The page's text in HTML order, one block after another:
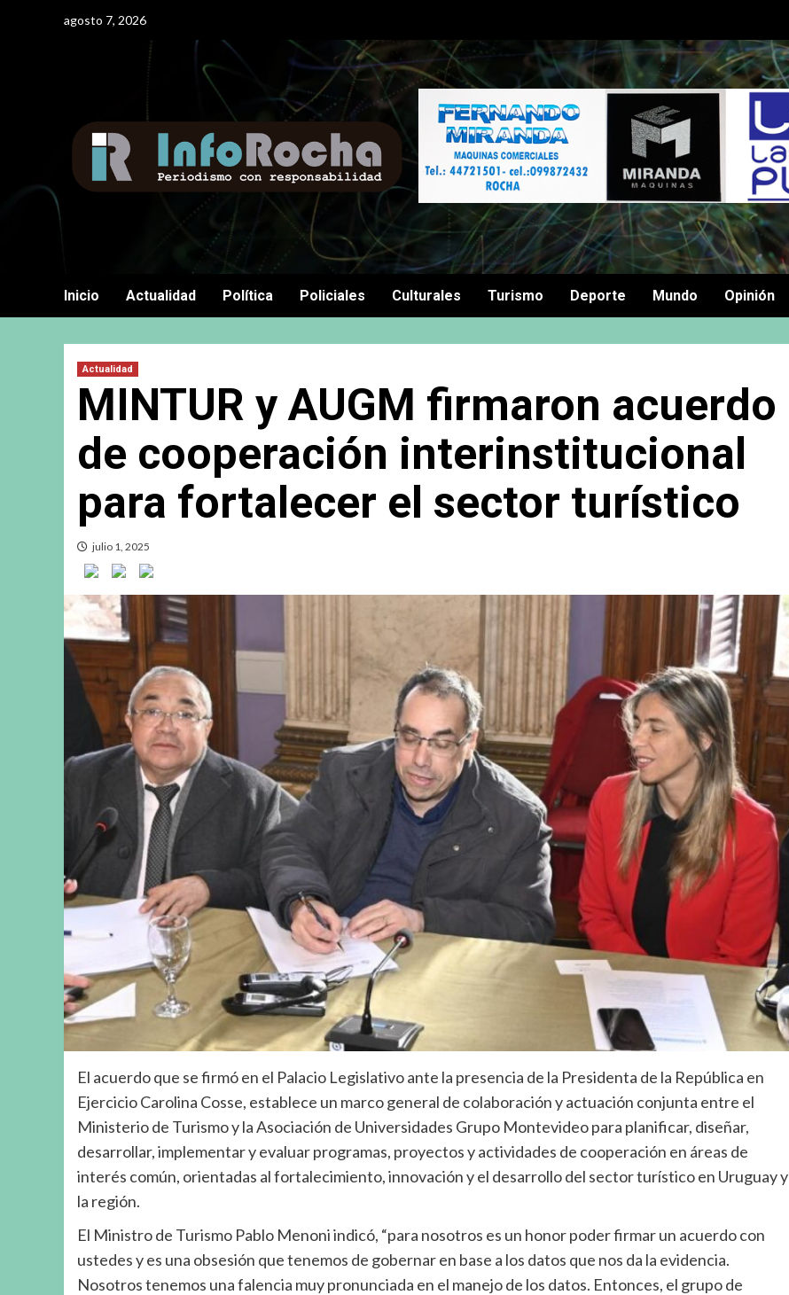
agosto 7, 2026
Inicio Actualidad Política Policiales Culturales Turismo Deporte Mundo Opinión
Actualidad
MINTUR y AUGM firmaron acuerdo
de cooperación interinstitucional
para fortalecer el sector turístico
julio 1, 2025
El acuerdo que se firmó en el Palacio Legislativo ante la presencia de la Presidenta de la República en
Ejercicio Carolina Cosse, establece un marco general de colaboración y actuación conjunta entre el
Ministerio de Turismo y la Asociación de Universidades Grupo Montevideo para planificar, diseñar,
desarrollar, implementar y evaluar programas, proyectos y actividades de cooperación en áreas de
interés común, orientadas al fortalecimiento, innovación y el desarrollo del sector turístico en Uruguay y
la región.
El Ministro de Turismo Pablo Menoni indicó, “para nosotros es un honor poder firmar un acuerdo con
ustedes y es una obsesión que tenemos de gobernar en base a los datos que nos da la evidencia.
Nosotros tenemos una falencia muy pronunciada en el manejo de los datos. Entonces, el grupo de